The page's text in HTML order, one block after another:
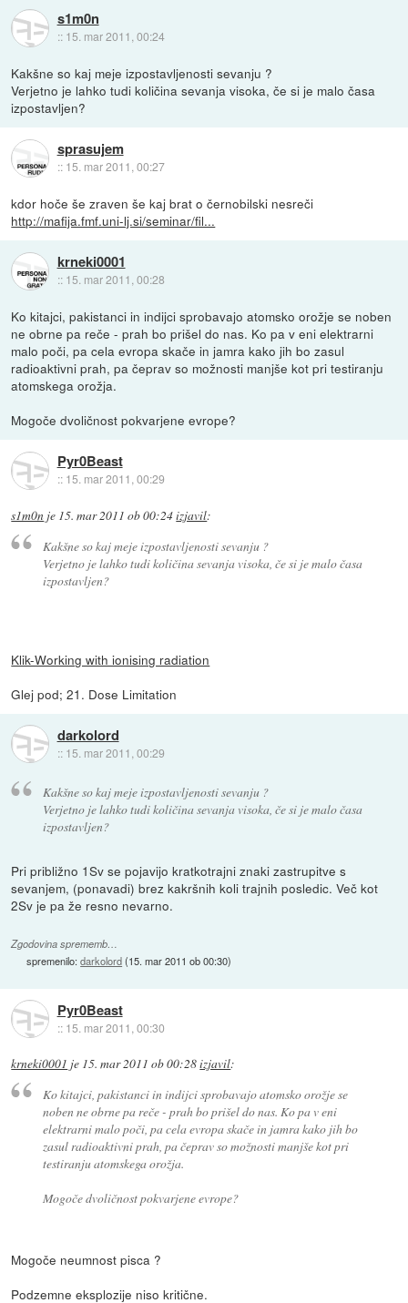
s1m0n
:: 15. mar 2011, 00:24
Kakšne so kaj meje izpostavljenosti sevanju ?
Verjetno je lahko tudi količina sevanja visoka, če si je malo časa
izpostavljen?
sprasujem
:: 15. mar 2011, 00:27
kdor hoče še zraven še kaj brat o černobilski nesreči
http://mafija.fmf.uni-lj.si/seminar/fil...
krneki0001
:: 15. mar 2011, 00:28
Ko kitajci, pakistanci in indijci sprobavajo atomsko orožje se noben
ne obrne pa reče - prah bo prišel do nas. Ko pa v eni elektrarni
malo poči, pa cela evropa skače in jamra kako jih bo zasul
radioaktivni prah, pa čeprav so možnosti manjše kot pri testiranju
atomskega orožja.
Mogoče dvoličnost pokvarjene evrope?
Pyr0Beast
:: 15. mar 2011, 00:29
s1m0n je 15. mar 2011 ob 00:24izjavil:
Kakšne so kaj meje izpostavljenosti sevanju ?
Verjetno je lahko tudi količina sevanja visoka, če si je malo časa
izpostavljen?
Klik-Working with ionising radiation
Glej pod; 21. Dose Limitation
darkolord
:: 15. mar 2011, 00:29
Kakšne so kaj meje izpostavljenosti sevanju ?
Verjetno je lahko tudi količina sevanja visoka, če si je malo časa
izpostavljen?
Pri približno 1Sv se pojavijo kratkotrajni znaki zastrupitve s
sevanjem, (ponavadi) brez kakršnih koli trajnih posledic. Več kot
2Sv je pa že resno nevarno.
Zgodovina sprememb…
spremenilo:darkolord(15. mar 2011 ob 00:30)
Pyr0Beast
:: 15. mar 2011, 00:30
krneki0001 je 15. mar 2011 ob 00:28izjavil:
Ko kitajci, pakistanci in indijci sprobavajo atomsko orožje se
noben ne obrne pa reče - prah bo prišel do nas. Ko pa v eni
elektrarni malo poči, pa cela evropa skače in jamra kako jih bo
zasul radioaktivni prah, pa čeprav so možnosti manjše kot pri
testiranju atomskega orožja.
Mogoče dvoličnost pokvarjene evrope?
Mogoče neumnost pisca ?
Podzemne eksplozije niso kritične.